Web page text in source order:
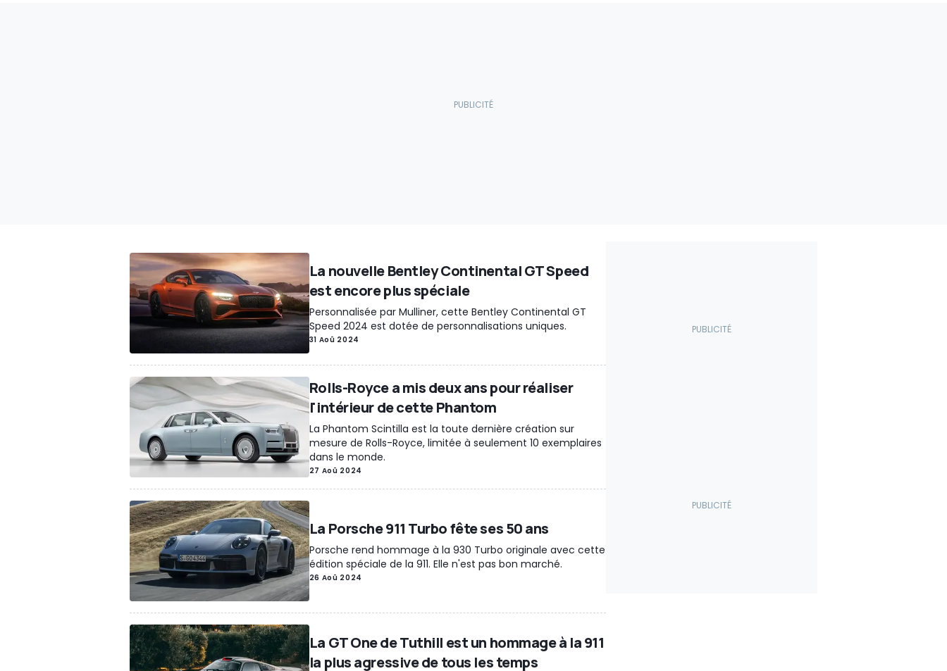
La nouvelle Bentley Continental GT Speed
est encore plus spéciale
Personnalisée par Mulliner, cette Bentley Continental GT
Speed 2024 est dotée de personnalisations uniques.
31 Aoû 2024
Rolls-Royce a mis deux ans pour réaliser
l'intérieur de cette Phantom
La Phantom Scintilla est la toute dernière création sur
mesure de Rolls-Royce, limitée à seulement 10 exemplaires
dans le monde.
27 Aoû 2024
La Porsche 911 Turbo fête ses 50 ans
Porsche rend hommage à la 930 Turbo originale avec cette
édition spéciale de la 911. Elle n'est pas bon marché.
26 Aoû 2024
La GT One de Tuthill est un hommage à la 911
la plus agressive de tous les temps